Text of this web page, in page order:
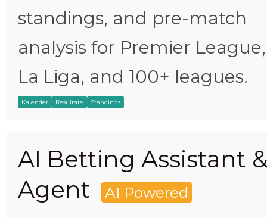
standings, and pre-match
analysis for Premier League,
La Liga, and 100+ leagues.
Kalender Resultate Standings
AI Betting Assistant
Agent
AI Powered